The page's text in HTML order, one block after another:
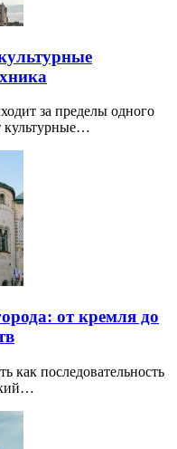
за пределы одного
культурные…
от кремля до
как последовательность